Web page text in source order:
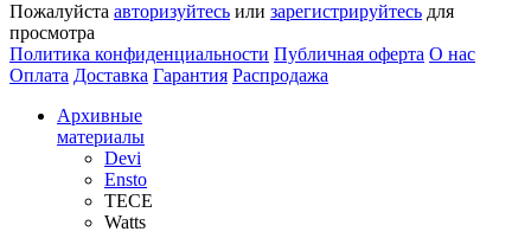
Пожалуйста авторизуйтесь или зарегистрируйтесь для
просмотра
Политика конфиденциальности Публичная оферта О нас
Оплата Доставка Гарантия Распродажа
Архивные
материалы
Devi
Ensto
TECE
Watts